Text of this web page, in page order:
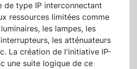
de type IP interconnectant
ressources limitées comme
les lampes, les
les atténuateurs
La création de l'initiative IP-
une suite logique de ce